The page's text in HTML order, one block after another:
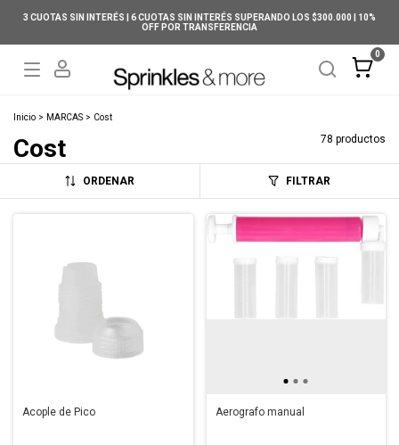
3 CUOTAS SIN INTERÉS | 6 CUOTAS SIN INTERÉS SUPERANDO LOS $300.000 | 10%
OFF POR TRANSFERENCIA
0
Inicio > MARCAS > Cost
Cost 78 productos
ORDENAR FILTRAR
Acople de Pico Aerografo manual